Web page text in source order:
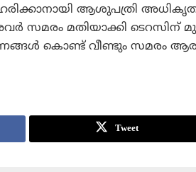
ആശുപത്രി
മതിയാക്കി ടെറസിന്
കൊണ്ട് വീണ്ടും സമരം
Tweet